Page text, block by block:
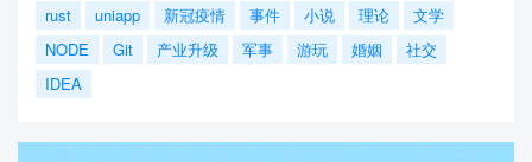
rust
uniapp 新冠疫情 事件 小说 理论
文学
NODE
Git 产业升级 军事 游玩 婚姻
社交
IDEA